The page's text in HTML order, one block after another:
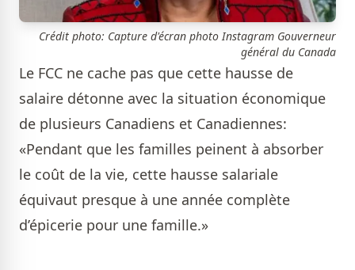
Crédit photo: Capture d'écran photo Instagram Gouverneur
général du Canada
Le FCC ne cache pas que cette hausse de
salaire détonne avec la situation économique
de plusieurs Canadiens et Canadiennes:
«Pendant que les familles peinent à absorber
le coût de la vie, cette hausse salariale
équivaut presque à une année complète
d’épicerie pour une famille.»